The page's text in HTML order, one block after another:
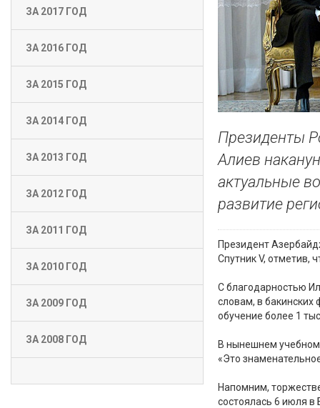
ЗА 2017 ГОД
ЗА 2016 ГОД
ЗА 2015 ГОД
ЗА 2014 ГОД
ЗА 2013 ГОД
ЗА 2012 ГОД
ЗА 2011 ГОД
ЗА 2010 ГОД
ЗА 2009 ГОД
ЗА 2008 ГОД
Президенты
Алиев
актуальные
развитие
Президент
Спутник V, отметив,
С благодарностью
словам, в бакинских
обучение более 1
В нынешнем учебном
«Это
Напомним,
состоялась 6 июля в